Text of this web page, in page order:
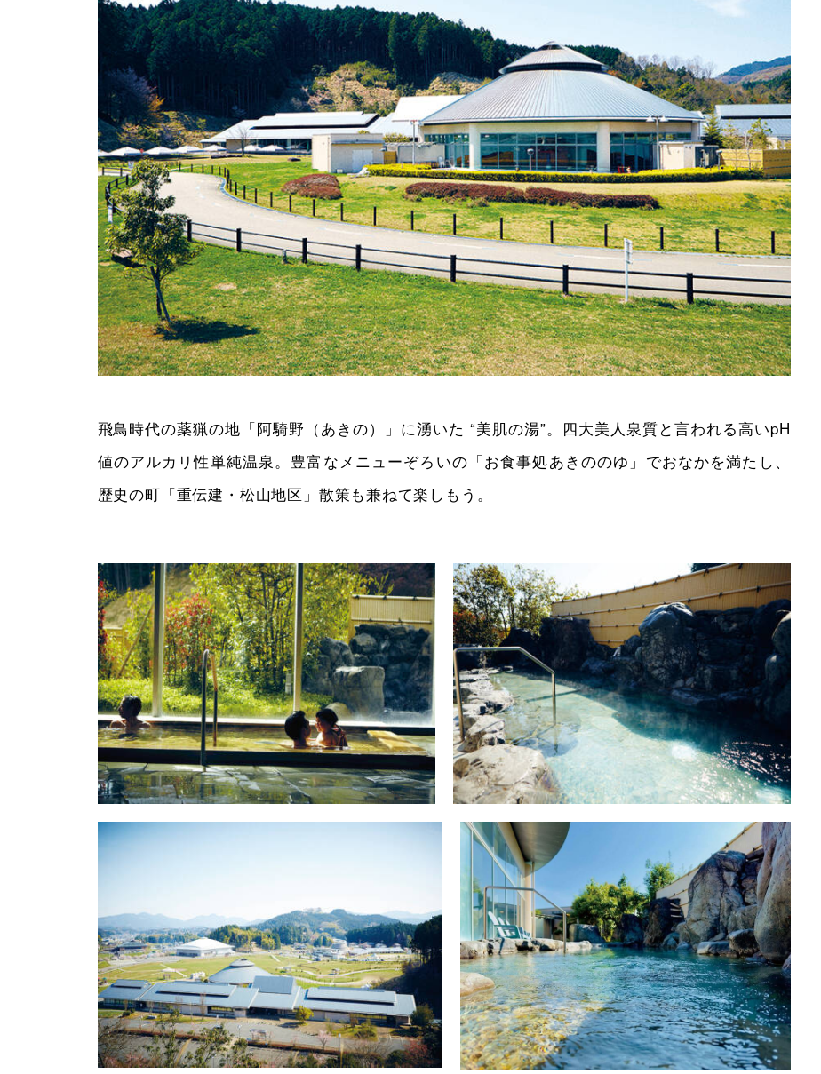
飛鳥時代の薬猟の地「阿騎野（あきの）」に湧いた “美肌の湯”。四大美人泉質と言われる高いpH
値のアルカリ性単純温泉。豊富なメニューぞろいの「お食事処あきののゆ」でおなかを満たし、
歴史の町「重伝建・松山地区」散策も兼ねて楽しもう。